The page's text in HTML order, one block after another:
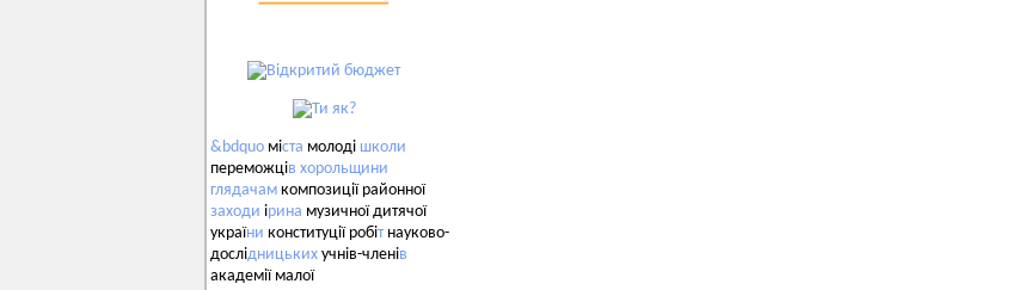
&bdquo міста молоді школи
переможців хорольщини
глядачам композиції районної
заходи ірина музичної дитячої
україни конституції робітнауково-
дослідницьких учнів-членів
академії малої